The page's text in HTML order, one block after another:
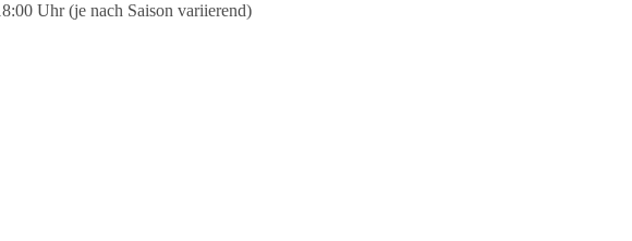
Uhr (je nach Saison variierend)